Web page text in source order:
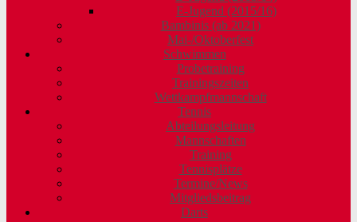
E-Jugend (2015/16)
Bambinis (ab 2021)
Mai-/Oktoberfest
Schwimmen
Probetraining
Trainingszeiten
Wettkampfmannschaft
Tennis
Abteilungsleitung
Mannschaften
Training
Tennisplätze
Termine/News
Mitgliedsbeitrag
Darts